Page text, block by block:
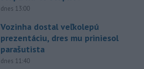
dnes 13:00
Vozinha dostal veľkolepú
prezentáciu, dres mu priniesol
parašutista
dnes 11:40